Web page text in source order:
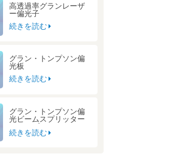
高透過率グランレーザ
ー偏光子
続きを読む
グラン・トンプソン偏
光板
続きを読む
グラン・トンプソン偏
光ビームスプリッター
キューブ
続きを読む